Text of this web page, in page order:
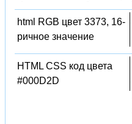
html RGB цвет 3373, 16-
ричное значение
HTML CSS код цвета
#000D2D